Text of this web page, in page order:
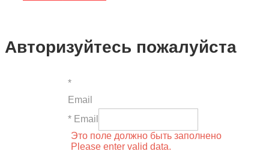
Авторизуйтесь пожалуйста
*
Email
* Email
Это поле должно быть заполнено
Please enter valid data.